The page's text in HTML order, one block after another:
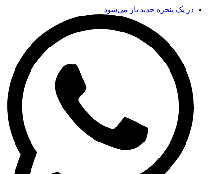
در یک پنجره جدید باز می‌شود